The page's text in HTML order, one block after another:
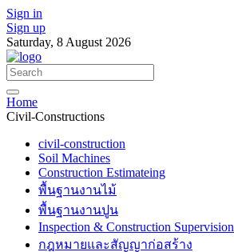
Sign in
Sign up
Saturday, 8 August 2026
Home
Civil-Constructions
civil-construction
Soil Machines
Construction Estimateing
พื้นฐานงานไม้
พื้นฐานงานปูน
Inspection & Construction Supervision
กฎหมายและสัญญาก่อสร้าง